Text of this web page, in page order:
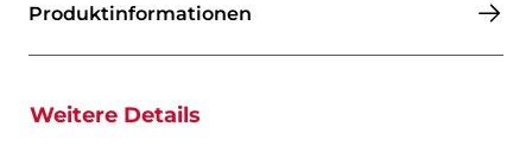
Produktinformationen​​​​​​​
Weitere Details